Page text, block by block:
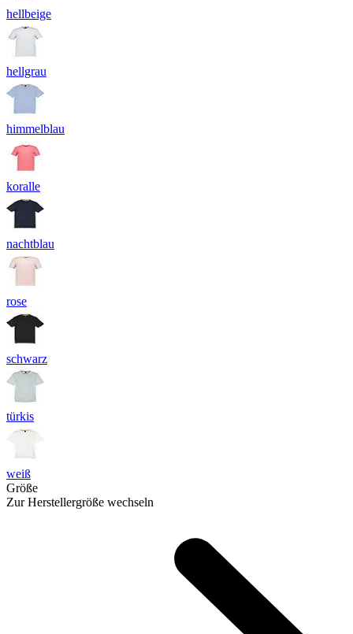
hellbeige
hellgrau
himmelblau
koralle
nachtblau
rose
schwarz
türkis
weiß
Größe
Zur Herstellergröße wechseln